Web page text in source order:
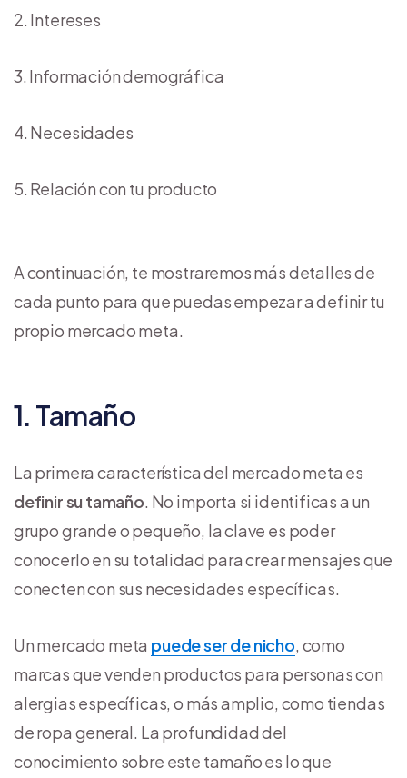
Intereses
Información demográfica
Necesidades
Relación con tu producto
A continuación, te mostraremos más detalles de
cada punto para que puedas empezar a definir tu
propio mercado meta.
1. Tamaño
La primera característica del mercado meta es
definir su tamaño. No importa si identificas a un
grupo grande o pequeño, la clave es poder
conocerlo en su totalidad para crear mensajes que
conecten con sus necesidades específicas.
Un mercado meta puede ser de nicho, como
marcas que venden productos para personas con
alergias específicas, o más amplio, como tiendas
de ropa general. La profundidad del
conocimiento sobre este tamaño es lo que